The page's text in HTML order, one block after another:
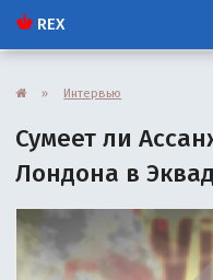
REX
» Интервью
Сумеет ли
Лондона в